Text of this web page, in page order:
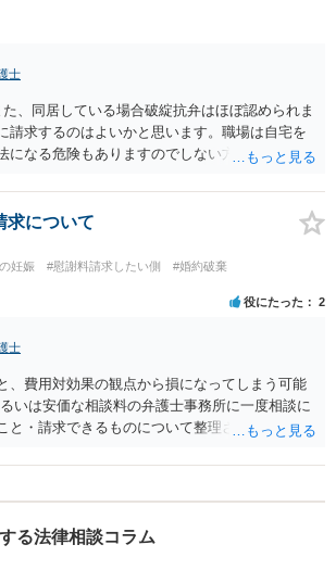
士
、同居している場合破綻抗弁はほぼ認められま
請求するのはよいかと思います。職場は自宅を
になる危険もありますのでしない方が良いで
偶者ですので相手方からの離婚は拒否しても仮
成立しません。質問５は認知すると養育費支払
。質問６は可能です。質問７は不貞行為の写真
第三者撮影の腕組み写真、夫の自白録音まであ
思います。ご参考にしてください。
求について
妊娠 #慰謝料請求したい側
#婚約破棄
役にたった 2
士
、費用対効果の観点から損になってしまう可能
いは安価な相談料の弁護士事務所に一度相談に
と・請求できるものについて整理されるのがよ
る法律相談コラム